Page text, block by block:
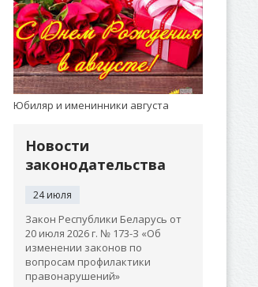
Юбиляр и именинники августа
Новости
законодательства
24 июля
Закон Республики Беларусь от
20 июля 2026 г. № 173-З «Об
изменении законов по
вопросам профилактики
правонарушений»